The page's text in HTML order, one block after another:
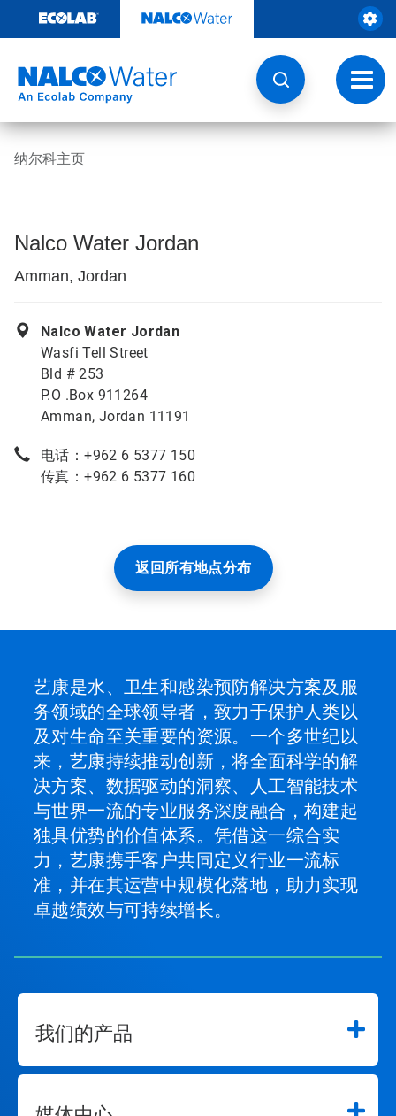
至
切
换
导
航
纳尔科主页
Nalco Water Jordan
Amman, Jordan
Nalco Water Jordan
Wasfi Tell Street
Bld # 253
P.O .Box 911264
Amman, Jordan 11191
电话：+962 6 5377 150
传真：+962 6 5377 160
返回所有地点分布
艺康是水、卫生和感染预防解决方案及服
务领域的全球领导者，致力于保护人类以
及对生命至关重要的资源。一个多世纪以
来，艺康持续推动创新，将全面科学的解
决方案、数据驱动的洞察、人工智能技术
与世界一流的专业服务深度融合，构建起
独具优势的价值体系。凭借这一综合实
力，艺康携手客户共同定义行业一流标
准，并在其运营中规模化落地，助力实现
卓越绩效与可持续增长。
我们的产品